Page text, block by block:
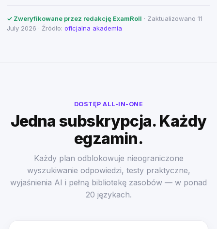
✓ Zweryfikowane przez redakcję ExamRoll · Zaktualizowano 11
July 2026 · Źródło: oficjalna akademia
DOSTĘP ALL-IN-ONE
Jedna subskrypcja. Każdy
egzamin.
Każdy plan odblokowuje nieograniczone
wyszukiwanie odpowiedzi, testy praktyczne,
wyjaśnienia AI i pełną bibliotekę zasobów — w ponad
20 językach.